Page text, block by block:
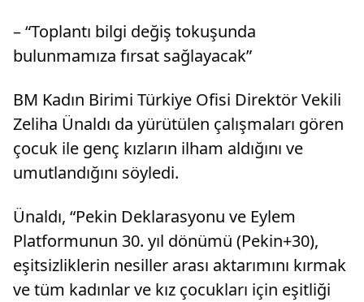
– “Toplantı bilgi değiş tokuşunda
bulunmamıza fırsat sağlayacak”
BM Kadın Birimi Türkiye Ofisi Direktör Vekili
Zeliha Ünaldı da yürütülen çalışmaları gören
çocuk ile genç kızların ilham aldığını ve
umutlandığını söyledi.
Ünaldı, “Pekin Deklarasyonu ve Eylem
Platformunun 30. yıl dönümü (Pekin+30),
eşitsizliklerin nesiller arası aktarımını kırmak
ve tüm kadınlar ve kız çocukları için eşitliği